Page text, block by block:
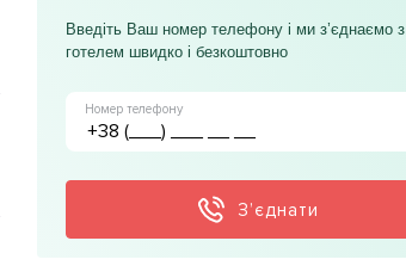
Введіть Ваш номер телефону і ми з’єднаємо з
готелем швидко і безкоштовно
Номер телефону
З’єднати